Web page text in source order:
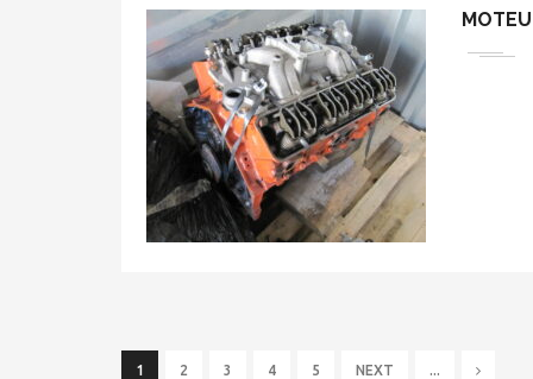
1 2 3 4 5 NEXT ...